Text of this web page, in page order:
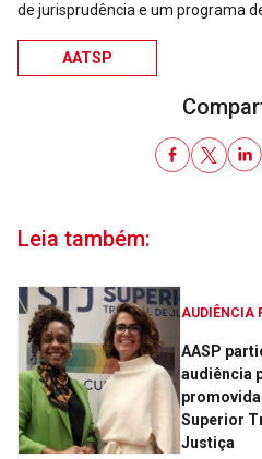
de jurisprudência e um programa
AATSP
Leia também:
AUDIÊNCIA
AASP
audiência
Superior
Justiça